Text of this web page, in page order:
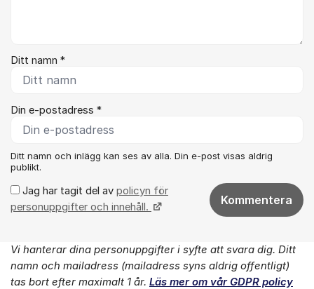
Ditt namn *
Din e-postadress *
Ditt namn och inlägg kan ses av alla. Din e-post visas aldrig
publikt.
Jag har tagit del av policyn för
personuppgifter och innehåll.
Kommentera
Om forumet
Vi hanterar dina personuppgifter i syfte att svara dig. Ditt
namn och mailadress (mailadress syns aldrig offentligt)
tas bort efter maximalt 1 år. Läs mer om vår GDPR policy